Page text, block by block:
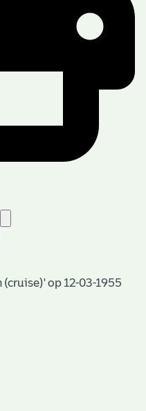
op 12-03-1955